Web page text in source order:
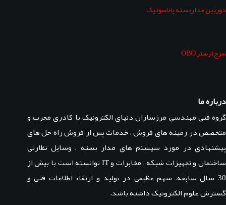
دوربین مداربسته پاناسونیک
سرج ارستر OBO
درباره ما
گروه فنی مهندسی مرزسازان دنیای الکترونیک با کادری مجرب و
متخصص در زمینه های فروش ، خدمات پس از فروش راه حل های
پیشنهادی در مورد سیستم های مدار بسته ، وسایل نظارتی
ساختمان و تجهیزات شبکه ، مخابرات و IT توانسته است با بیش از
30 سال سابقه، سهم عظیمی در تولید و ارتقاء اطلاعات فنی و
گسترش علوم الکترونیک داشته باشد.